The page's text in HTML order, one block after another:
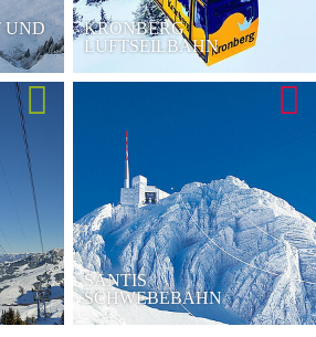
UND
KRONBERG
LUFTSEILBAHN
SÄNTIS
SCHWEBEBAHN